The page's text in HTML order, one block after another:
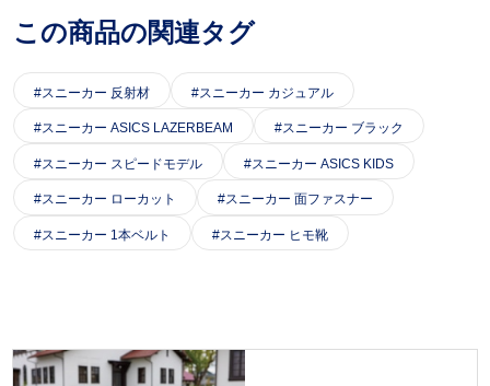
この商品の関連タグ
スニーカー 反射材 スニーカー カジュアル
スニーカー ASICS LAZERBEAM スニーカー ブラック
スニーカー スピードモデル スニーカー ASICS KIDS
スニーカー ローカット スニーカー 面ファスナー
スニーカー 1本ベルト スニーカー ヒモ靴